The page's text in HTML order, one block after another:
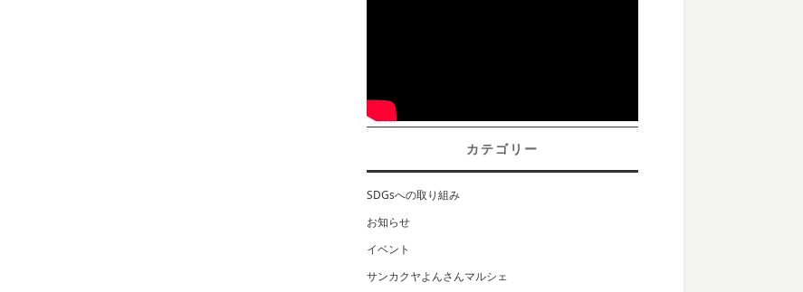
カテゴリー
SDGsへの取り組み
お知らせ
イベント
サンカクヤよんさんマルシェ